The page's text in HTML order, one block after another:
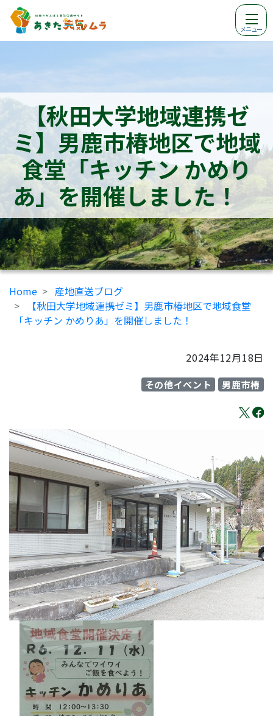
メニュー
【秋田大学地域連携ゼ
ミ】男鹿市椿地区で地域
食堂「キッチン かめり
あ」を開催しました！
Home
産地直送ブログ
【秋田大学地域連携ゼミ】男鹿市椿地区で地域食堂
「キッチン かめりあ」を開催しました！
2024年12月18日
その他イベント 男鹿市椿